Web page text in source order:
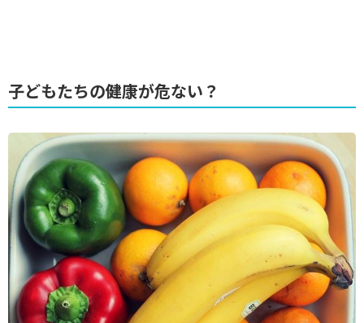
子どもたちの健康が危ない？